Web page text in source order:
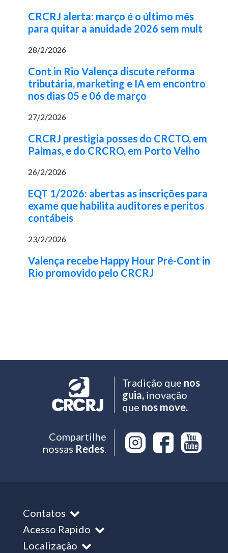
CRCRJ alerta: março é o último mês
para quitar a anuidade 2026 sem mult
28/2/2026
Cont in Rio Valença discute reforma
tributária, marketing e IA em encontro
nos dias 05 e 06 de março
27/2/2026
CRCRJ prestigia posses do CRCTO, em
Palmas, e do CRCRO, em Porto Velho
26/2/2026
EQT 1/2026: abertas as inscrições para
exame que habilita auditores e peritos
contábeis
23/2/2026
Valença recebe Happy Hour Pré-Cont in
Rio promovido pelo CRCRJ
Tradição que nos
guia,inovação
que nos move.
Compartilhe
nossas Redes.
Contatos
Acesso Rapido
Localização